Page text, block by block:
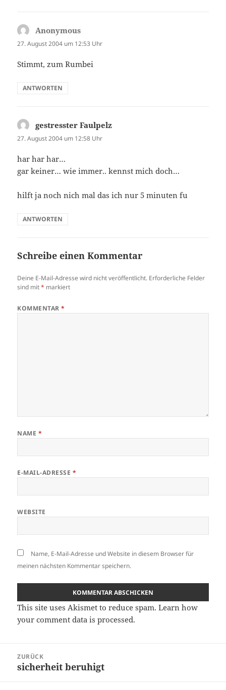
Anonymous
27. August 2004 um 12:53 Uhr
Stimmt, zum Rumbei
ANTWORTEN
gestresster Faulpelz
27. August 2004 um 12:58 Uhr
har har har…
gar keiner… wie immer.. kennst mich doch…
hilft ja noch nich mal das ich nur 5 minuten fu
ANTWORTEN
Schreibe einen Kommentar
Deine E-Mail-Adresse wird nicht veröffentlicht. Erforderliche Felder
sind mit* markiert
KOMMENTAR*
NAME *
E-MAIL-ADRESSE *
WEBSITE
Name, E-Mail-Adresse und Website in diesem Browser für
meinen nächsten Kommentar speichern.
This site uses Akismet to reduce spam.Learn how
your comment data is processed.
ZURÜCK
Vorheriger
sicherheit beruhigt